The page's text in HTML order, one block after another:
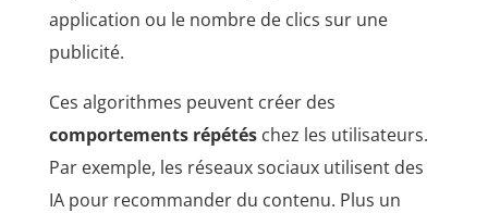
application ou le nombre de clics sur une
publicité.
Ces algorithmes peuvent créer des
comportements répétéschez les utilisateurs.
Par exemple, les réseaux sociaux utilisent des
IA pour recommander du contenu. Plus un